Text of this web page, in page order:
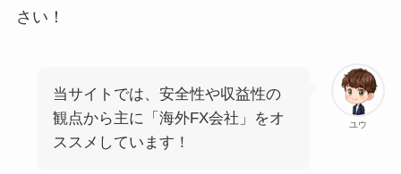
さい！
ユウ
当サイトでは、安全性や収益性の
観点から主に「海外FX会社」をオ
ススメしています！